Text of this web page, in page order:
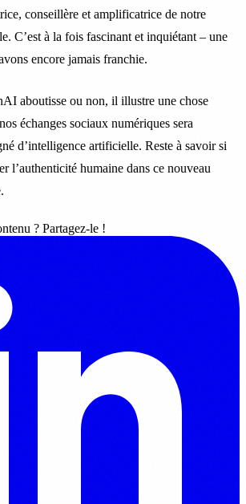
conseillère et amplificatrice de notre
C’est à la fois fascinant et inquiétant – une
encore jamais franchie.
aboutisse ou non, il illustre une chose
échanges sociaux numériques sera
d’intelligence artificielle. Reste à savoir si
l’authenticité humaine dans ce nouveau
? Partagez-le !